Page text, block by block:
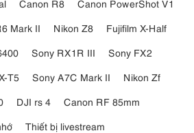
Canon R8
Canon PowerShot V1
Mark II Nikon Z8
Fujifilm X-Half
Sony RX1R III
Sony FX2
T5 Sony A7C Mark II
Nikon Zf
DJI rs 4
Canon RF 85mm
Thiết bị livestream